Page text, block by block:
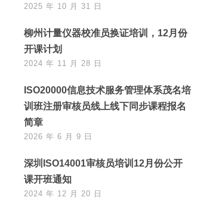
2025 年 10 月 31 日
柳州计量仪器校准员换证培训，12月份
开课计划
2024 年 11 月 28 日
ISO20000信息技术服务管理体系茂名培
训班注册审核员线上线下同步课程报名
简章
2026 年 6 月 9 日
深圳ISO14001审核员培训12月份公开
课开班通知
2024 年 12 月 20 日